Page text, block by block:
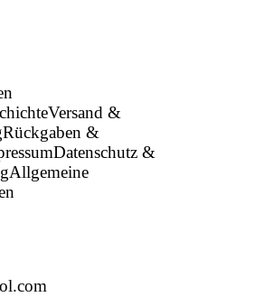
Versand &
Rückgaben &
Datenschutz &
Allgemeine